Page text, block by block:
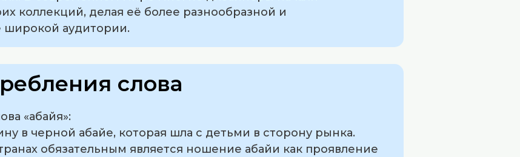
коллекций, делая её более разнообразной и
широкой аудитории.
слова
«абайя»:
в черной абайе, которая шла с детьми в сторону рынка.
обязательным является ношение абайи как проявление